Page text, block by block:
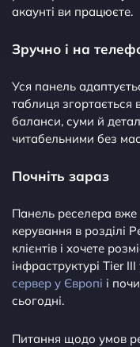
акаунті ви працюєте.
Зручно і на
Уся панель
таблиця згортається
баланси, суми й
читабельними без
Почніть зараз
Панель реселера вже
керування в розділі
клієнтів і хочете
інфраструктурі Tier III
сервер у Європі і
сьогодні.
Питання щодо умов